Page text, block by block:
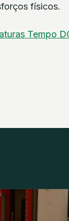
físicos.
Tempo